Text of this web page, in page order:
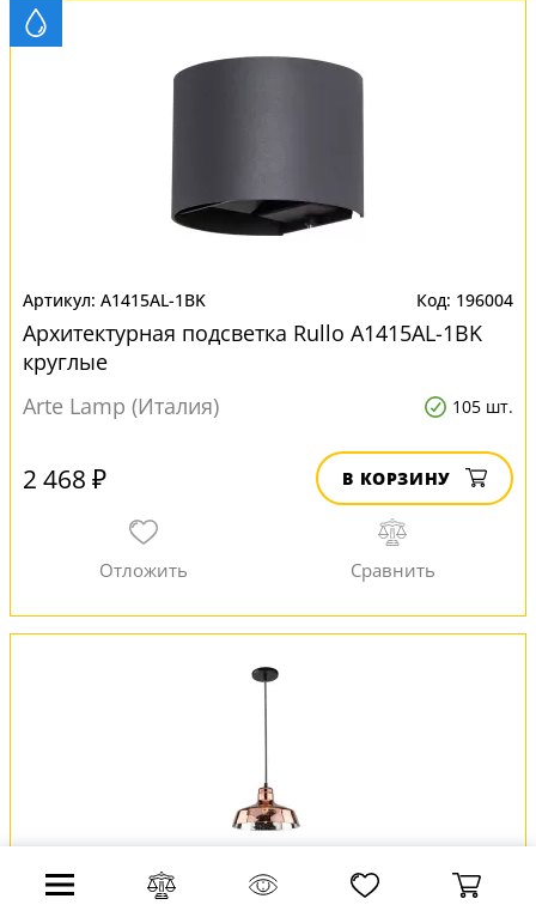
A1415AL-1BK 196004
Архитектурная подсветка Rullo A1415AL-1BK
круглые
Arte Lamp (Италия)
105 шт.
2 468 ₽ В КОРЗИНУ